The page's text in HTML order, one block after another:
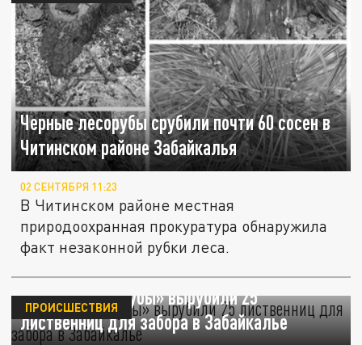
Черные лесорубы срубили почти 60 сосен в
Читинском районе Забайкалья
02 СЕНТЯБРЯ 11:23
В Читинском районе местная
природоохранная прокуратура обнаружила
факт незаконной рубки леса.
«Чёрные лесорубы» вырубили 25
лиственниц для забора в Забайкалье
ПРОИСШЕСТВИЯ